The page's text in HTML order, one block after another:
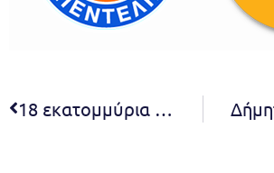
18 εκατομμύρια ευρώ για έργα και υπηρεσίες προς τους πολίτες διεκδικεί ο Δήμος Πεντέλης από το Πρόγραμμα «Αντώνης Τρίτσης»